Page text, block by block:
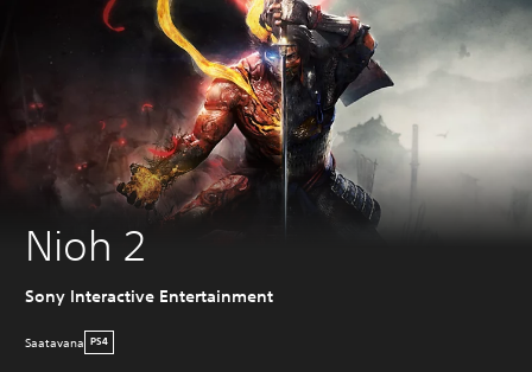
Nioh 2
Sony Interactive Entertainment
Saatavana PS4